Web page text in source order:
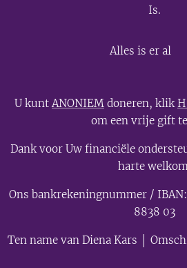
Is.
Alles is er al
U kunt ANONIEM doneren, klik
om een vrije gift
Dank voor Uw financiële
harte
Ons bankrekeningnummer /
8838 03
Ten name van Diena Kars │